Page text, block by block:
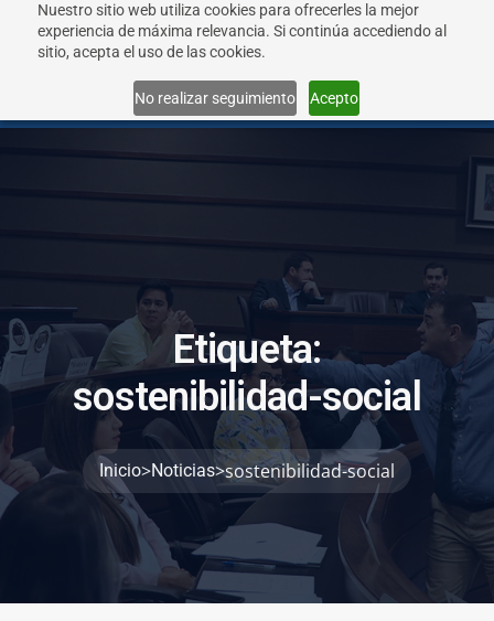
Nuestro sitio web utiliza cookies para ofrecerles la mejor
experiencia de máxima relevancia. Si continúa accediendo al
sitio, acepta el uso de las cookies.
No realizar seguimiento Acepto
Etiqueta:
sostenibilidad-socia
Inicio>Noticias>sostenibilidad-social